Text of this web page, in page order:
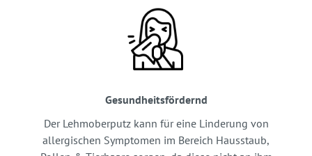
Gesundheitsfördernd
Der Lehmoberputz kann für eine Linderung von
allergischen Symptomen im Bereich Hausstaub,